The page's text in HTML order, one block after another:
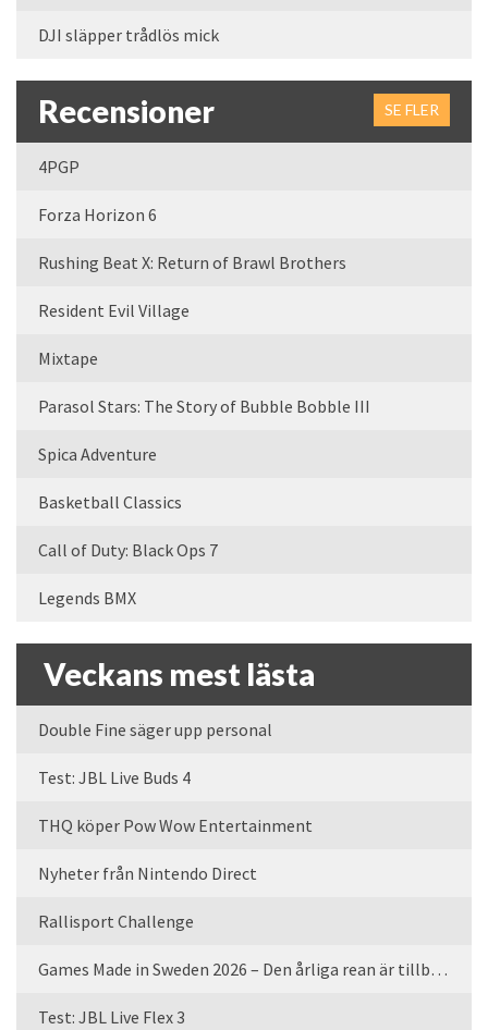
DJI släpper trådlös mick
Recensioner SE FLER
4PGP
Forza Horizon 6
Rushing Beat X: Return of Brawl Brothers
Resident Evil Village
Mixtape
Parasol Stars: The Story of Bubble Bobble III
Spica Adventure
Basketball Classics
Call of Duty: Black Ops 7
Legends BMX
Veckans mest lästa
Double Fine säger upp personal
Test: JBL Live Buds 4
THQ köper Pow Wow Entertainment
Nyheter från Nintendo Direct
Rallisport Challenge
Games Made in Sweden 2026 – Den årliga rean är tillbaka
Test: JBL Live Flex 3